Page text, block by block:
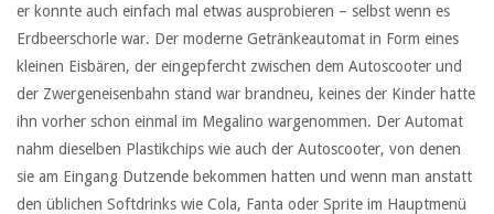
er konnte auch einfach mal etwas ausprobieren – selbst wenn es
Erdbeerschorle war. Der moderne Getränkeautomat in Form eines
kleinen Eisbären, der eingepfercht zwischen dem Autoscooter und
der Zwergeneisenbahn stand war brandneu, keines der Kinder hatte
ihn vorher schon einmal im Megalino wargenommen. Der Automat
nahm dieselben Plastikchips wie auch der Autoscooter, von denen
sie am Eingang Dutzende bekommen hatten und wenn man anstatt
den üblichen Softdrinks wie Cola, Fanta oder Sprite im Hauptmenü